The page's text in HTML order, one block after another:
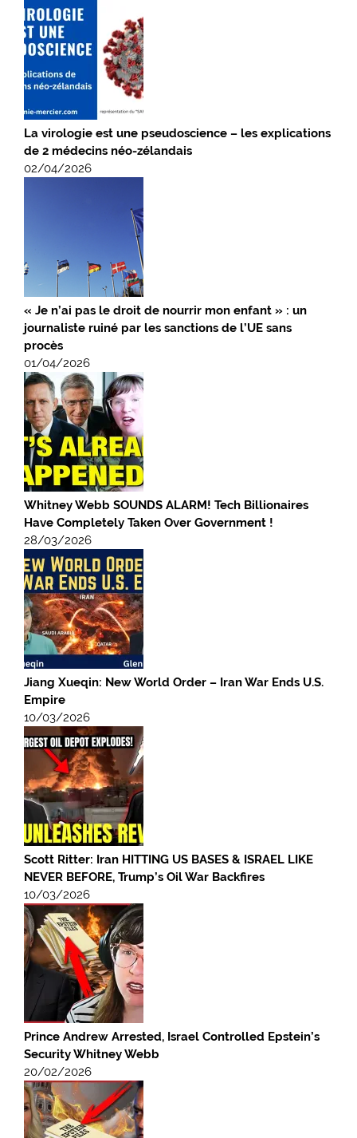
La virologie est une pseudoscience – les explications
de 2 médecins néo-zélandais
02/04/2026
« Je n’ai pas le droit de nourrir mon enfant » : un
journaliste ruiné par les sanctions de l’UE sans
procès
01/04/2026
Whitney Webb SOUNDS ALARM! Tech Billionaires
Have Completely Taken Over Government !
28/03/2026
Jiang Xueqin: New World Order – Iran War Ends U.S.
Empire
10/03/2026
Scott Ritter: Iran HITTING US BASES & ISRAEL LIKE
NEVER BEFORE, Trump’s Oil War Backfires
10/03/2026
Prince Andrew Arrested, Israel Controlled Epstein’s
Security Whitney Webb
20/02/2026